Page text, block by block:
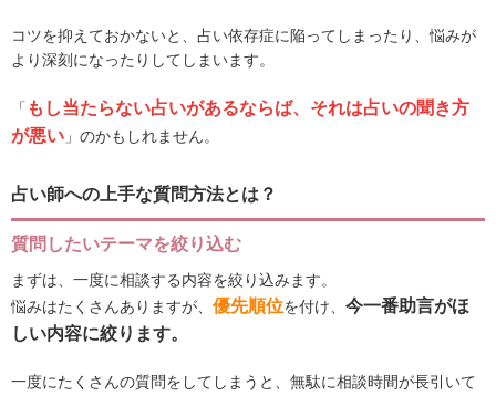
コツを抑えておかないと、占い依存症に陥ってしまったり、悩みが
より深刻になったりしてしまいます。
「 もし当たらない占いがあるならば、それは占いの聞き方
が悪い 」のかもしれません。
占い師への上手な質問方法とは？
質問したいテーマを絞り込む
まずは、一度に相談する内容を絞り込みます。
悩みはたくさんありますが、 優先順位を付け、 今一番助言がほ
しい内容に絞ります。
一度にたくさんの質問をしてしまうと、無駄に相談時間が長引いて